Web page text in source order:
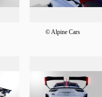
© Alpine Cars